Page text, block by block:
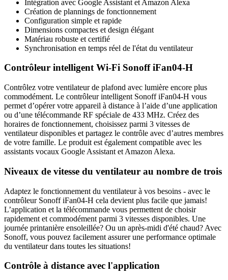
Intégration avec Google Assistant et Amazon Alexa
Création de plannings de fonctionnement
Configuration simple et rapide
Dimensions compactes et design élégant
Matériau robuste et certifié
Synchronisation en temps réel de l'état du ventilateur
Contrôleur intelligent Wi-Fi Sonoff iFan04-H
Contrôlez votre ventilateur de plafond avec lumière encore plus
commodément. Le contrôleur intelligent Sonoff iFan04-H vous
permet d’opérer votre appareil à distance à l’aide d’une application
ou d’une télécommande RF spéciale de 433 MHz. Créez des
horaires de fonctionnement, choisissez parmi 3 vitesses de
ventilateur disponibles et partagez le contrôle avec d’autres membres
de votre famille. Le produit est également compatible avec les
assistants vocaux Google Assistant et Amazon Alexa.
Niveaux de vitesse du ventilateur au nombre de trois
Adaptez le fonctionnement du ventilateur à vos besoins - avec le
contrôleur Sonoff iFan04-H cela devient plus facile que jamais!
L’application et la télécommande vous permettent de choisir
rapidement et commodément parmi 3 vitesses disponibles. Une
journée printanière ensoleillée? Ou un après-midi d'été chaud? Avec
Sonoff, vous pouvez facilement assurer une performance optimale
du ventilateur dans toutes les situations!
Contrôle à distance avec l'application